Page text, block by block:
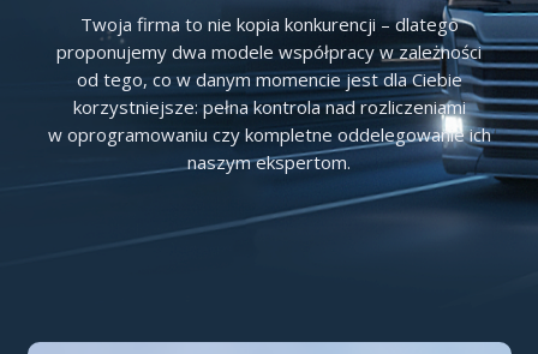
Twoja firma to nie kopia konkurencji – dlatego
proponujemy dwa modele współpracy w zależności
od tego, co w danym momencie jest dla Ciebie
korzystniejsze: pełna kontrola nad rozliczeniami
w oprogramowaniu czy kompletne oddelegowanie ich
naszym ekspertom.